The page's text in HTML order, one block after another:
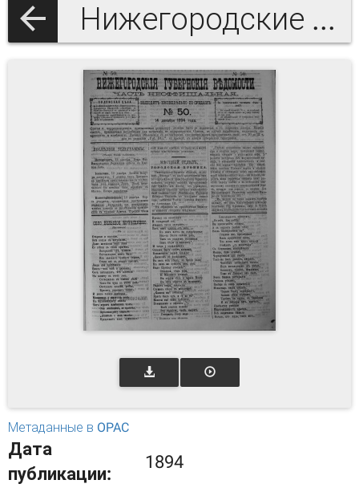
Нижегородские губернские ведомости 1894
Метаданные в OPAC
Дата
публикации:
1894